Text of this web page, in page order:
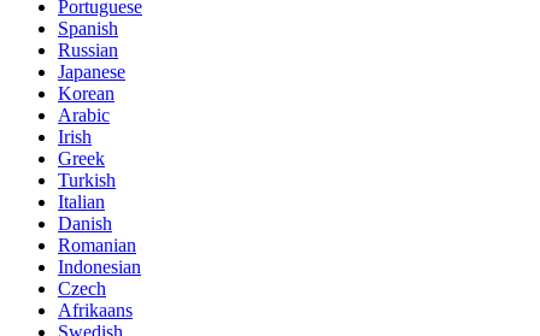
Portuguese
Spanish
Russian
Japanese
Korean
Arabic
Irish
Greek
Turkish
Italian
Danish
Romanian
Indonesian
Czech
Afrikaans
Swedish